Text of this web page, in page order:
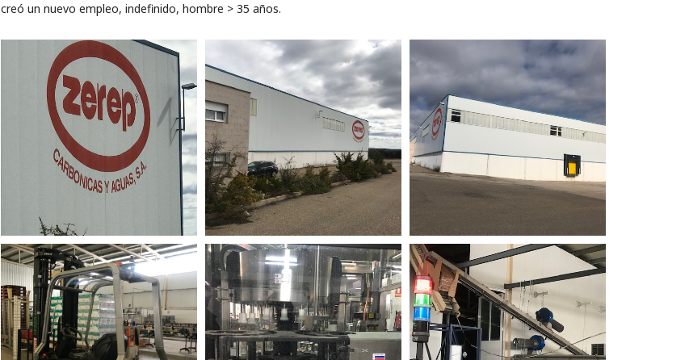
creó un nuevo empleo, indefinido, hombre > 35 años.